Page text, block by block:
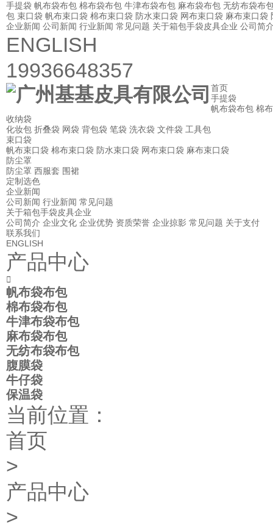
手提袋 帆布袋布包 棉布袋布包 牛津布袋布包 麻布袋布包 无纺布袋布
包 束口袋 帆布束口袋 棉布束口袋 防水束口袋 网布束口袋 麻布束口袋
企业新闻 公司新闻 行业新闻 常见问题 关于箱包手袋皮具企业 公司简
ENGLISH
19936648357
首页
手提袋
帆布袋布包 棉
收纳袋
化妆包 折叠袋 网袋 背包袋 笔袋 洗衣袋 文件袋 工具包
束口袋
帆布束口袋 棉布束口袋 防水束口袋 网布束口袋 麻布束口袋
防尘罩
防尘罩 西服套 围裙
定制选色
企业新闻
公司新闻 行业新闻 常见问题
关于箱包手袋皮具企业
公司简介 企业文化 企业优势 资质荣誉 企业掠影 常见问题 关于支付
联系我们
ENGLISH
产品中心

帆布袋布包
棉布袋布包
牛津布袋布包
麻布袋布包
无纺布袋布包
腹膜袋
牛仔袋
保温袋
当前位置：
首页
>
产品中心
>